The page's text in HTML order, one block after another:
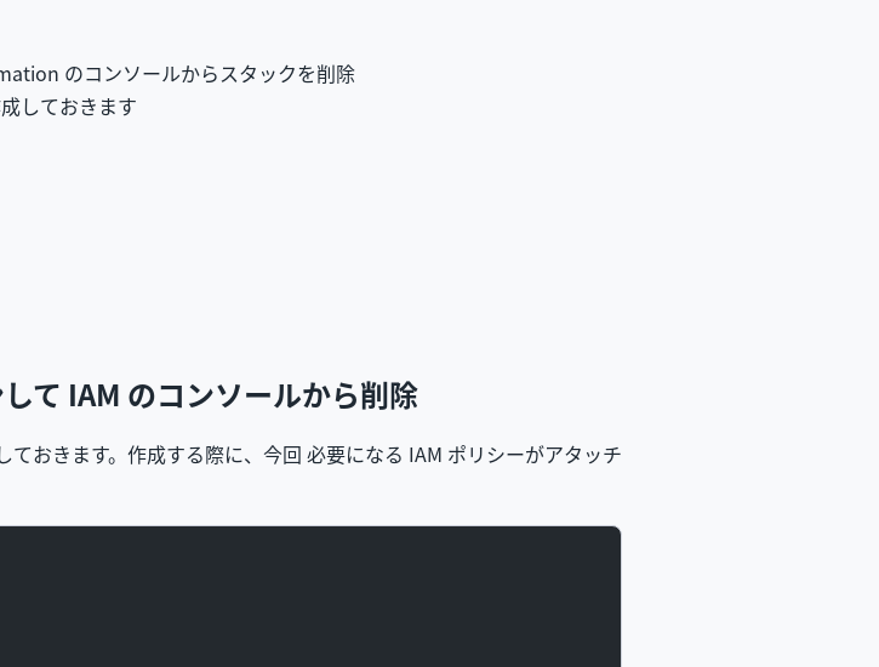
のコンソールからスタックを削除
しておきます
て IAM のコンソールから削除
ておきます。作成する際に、今回 必要になる IAM ポリシーがアタッチ